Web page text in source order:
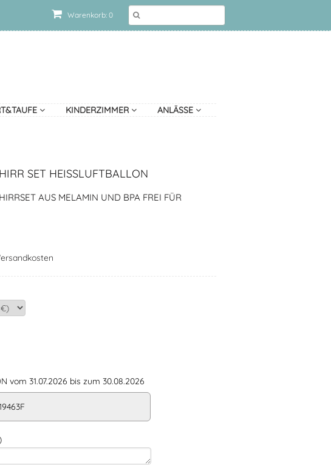
Warenkorb: 0
KINDERZIMMER ANLÄSSE
SET HEISSLUFTBALLON
AUS MELAMIN UND BPA FREI FÜR
vom 31.07.2026 bis zum 30.08.2026